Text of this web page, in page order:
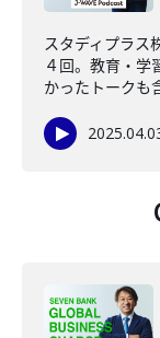
スタディプラス
４回。教育・学
かったトークも